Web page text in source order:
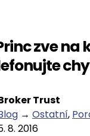
zve na
Trust
→ Ostatní,
8. 2016